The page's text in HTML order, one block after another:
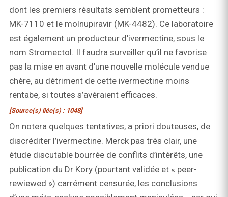
dont les premiers résultats semblent prometteurs :
MK-7110 et le molnupiravir (MK-4482). Ce laboratoire
est également un producteur d’ivermectine, sous le
nom Stromectol. Il faudra surveiller qu’il ne favorise
pas la mise en avant d’une nouvelle molécule vendue
chère, au détriment de cette ivermectine moins
rentabe, si toutes s’avéraient efficaces.
[Source(s) liée(s) : 1048]
On notera quelques tentatives, a priori douteuses, de
discréditer l’ivermectine. Merck pas très clair, une
étude discutable bourrée de conflits d’intérêts, une
publication du Dr Kory (pourtant validée et « peer-
rewiewed ») carrément censurée, les conclusions